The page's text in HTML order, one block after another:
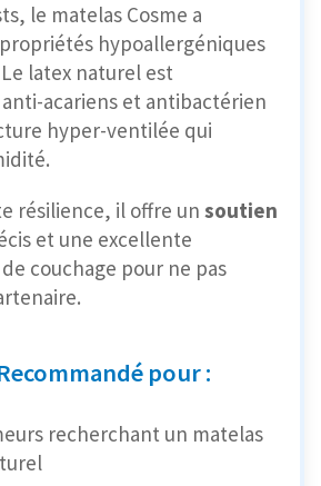
le matelas Cosme a
hypoallergéniques
latex naturel est
acariens et antibactérien
hyper-ventilée qui
résilience, il offre un soutien
et une excellente
couchage pour ne pas
pour :
recherchant un matelas